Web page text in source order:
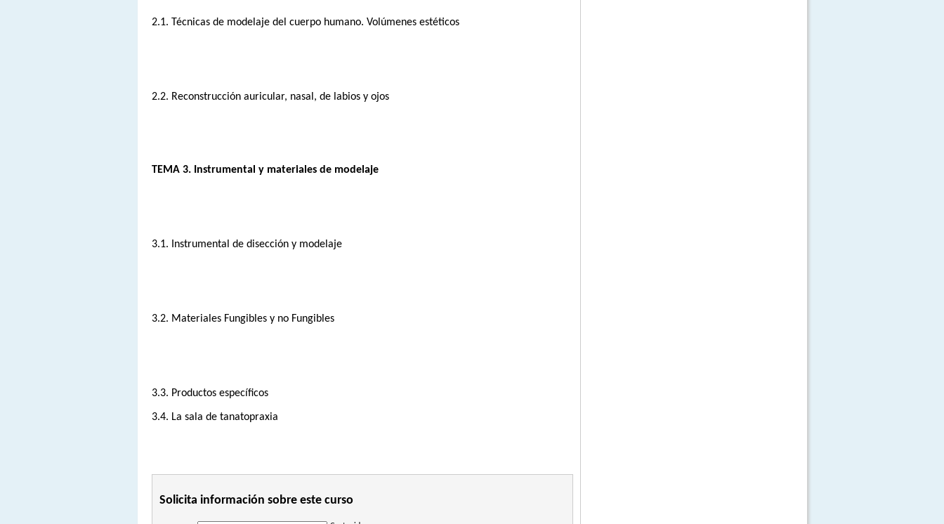
2.1. Técnicas de modelaje del cuerpo humano. Volúmenes estéticos
2.2. Reconstrucción auricular, nasal, de labios y ojos
TEMA 3. Instrumental y materiales de modelaje
3.1. Instrumental de disección y modelaje
3.2. Materiales Fungibles y no Fungibles
3.3. Productos específicos
3.4. La sala de tanatopraxia
Solicita información sobre este curso